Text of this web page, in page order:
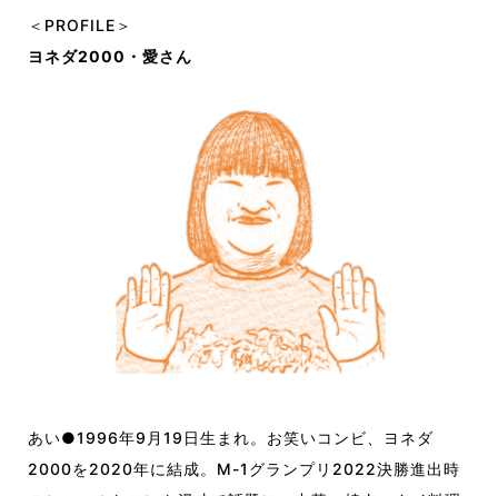
＜PROFILE＞
ヨネダ2000・愛さん
あい●1996年9月19日生まれ。お笑いコンビ、ヨネダ
2000を2020年に結成。M-1グランプリ2022決勝進出時